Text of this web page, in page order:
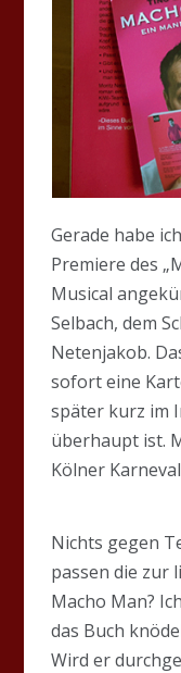
Gerade habe
Premiere des
Musical
Selbach, dem
Netenjakob.
sofort eine
später kurz im
überhaupt ist.
Kölner
Nichts gegen
passen die zur
Macho Man?
das Buch
Wird er